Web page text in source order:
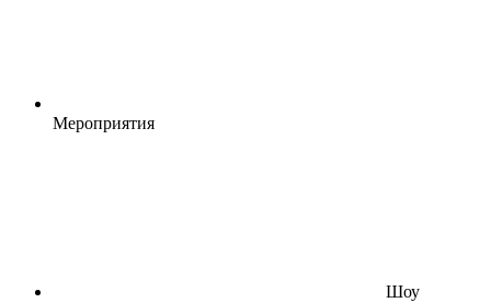
Мероприятия
Шоу